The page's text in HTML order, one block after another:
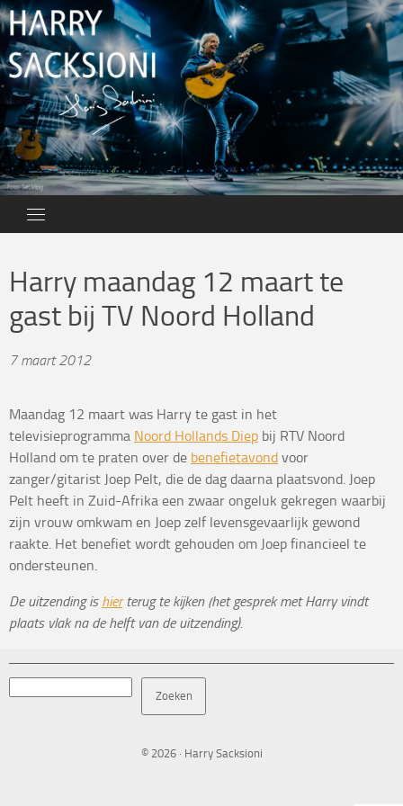
Skip
to
content
Harry maandag 12 maart te
gast bij TV Noord Holland
7 maart 2012
Maandag 12 maart was Harry te gast in het
televisieprogramma Noord Hollands Diep bij RTV Noord
Holland om te praten over de benefietavond voor
zanger/gitarist Joep Pelt, die de dag daarna plaatsvond. Joep
Pelt heeft in Zuid-Afrika een zwaar ongeluk gekregen waarbij
zijn vrouw omkwam en Joep zelf levensgevaarlijk gewond
raakte. Het benefiet wordt gehouden om Joep financieel te
ondersteunen.
De uitzending is hierterug te kijken (het gesprek met Harry vindt
plaats vlak na de helft van de uitzending).
Zoeken
© 2026 · Harry Sacksioni